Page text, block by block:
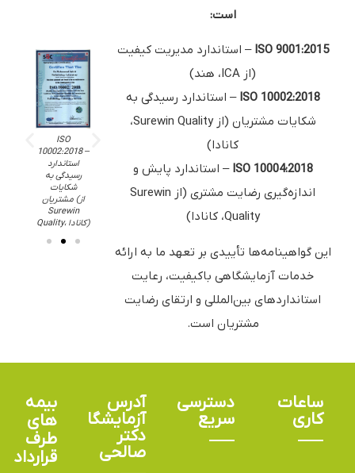
است:
ISO 9001:2015 – استاندارد مدیریت کیفیت
(از ICA، هند)
ISO 10002:2018 – استاندارد رسیدگی به
شکایات مشتریان (از Surewin Quality،
کانادا)
ISO 10004:2018 – استاندارد پایش و
اندازه‌گیری رضایت مشتری (از Surewin
Quality، کانادا)
این گواهینامه‌ها تأییدی بر تعهد ما به ارائه
خدمات آزمایشگاهی باکیفیت، رعایت
استانداردهای بین‌المللی و ارتقای رضایت
مشتریان است.
ISO
10002:2018 –
استاندارد
رسیدگی به
شکایات
مشتریان (از
Surewin
Quality، کانادا)
استاندارد پایش
و اندازه‌گیری
رضایت مشتری
ISO
9001:2015 –
استاندارد
مدیریت
کیفیت (از ICA،
هند)
ساعات
کاری
دسترسی
سریع
آدرس
آزمایشگاه
دکتر
صالحی
بیمه
های
طرف
قرارداد